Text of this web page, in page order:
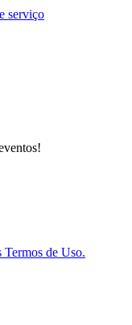
serviço
Termos de Uso.